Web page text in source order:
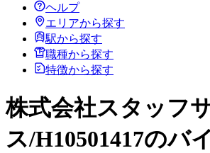
ヘルプ
エリアから探す
駅から探す
職種から探す
特徴から探す
株式会社スタッフ
ス/H10501417のバ